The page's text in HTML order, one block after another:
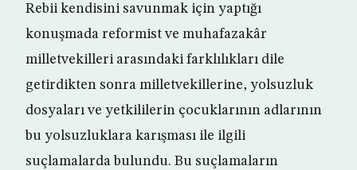
Rebii kendisini savunmak için yaptığı
konuşmada reformist ve muhafazakâr
milletvekilleri arasındaki farklılıkları dile
getirdikten sonra milletvekillerine, yolsuzluk
dosyaları ve yetkililerin çocuklarının adlarının
bu yolsuzluklara karışması ile ilgili
suçlamalarda bulundu. Bu suçlamaların